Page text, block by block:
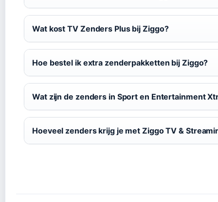
Wat kost TV Zenders Plus bij Ziggo?
Hoe bestel ik extra zenderpakketten bij Ziggo?
Wat zijn de zenders in Sport en Entertainment
Hoeveel zenders krijg je met Ziggo TV &